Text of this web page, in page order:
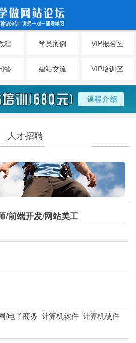
程 学员案例 VIP报名区
答 建站交流 VIP培训区
人才招聘
/前端开发/网站美工
/电子商务 计算机软件 计算机硬件